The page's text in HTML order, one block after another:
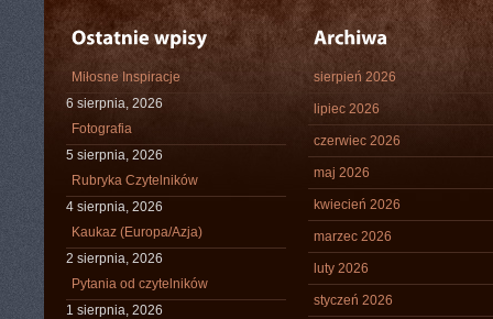
Miłosne Inspiracje
6 sierpnia, 2026
Fotografia
5 sierpnia, 2026
Rubryka Czytelników
4 sierpnia, 2026
Kaukaz (Europa/Azja)
2 sierpnia, 2026
Pytania od czytelników
1 sierpnia, 2026
sierpień 2026
lipiec 2026
czerwiec 2026
maj 2026
kwiecień 2026
marzec 2026
luty 2026
styczeń 2026